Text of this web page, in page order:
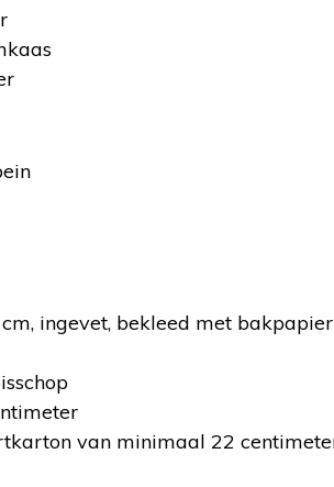
ingevet, bekleed met bakpapier
van minimaal 22